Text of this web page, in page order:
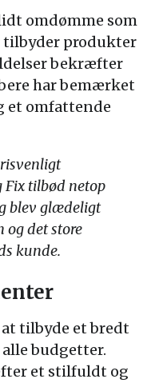
omdømme som
tilbyder produkter
bekræfter
har bemærket
et omfattende
Fix tilbød netop
blev glædeligt
og det store
kunde.
tilbyde et bredt
budgetter.
et stilfuldt og